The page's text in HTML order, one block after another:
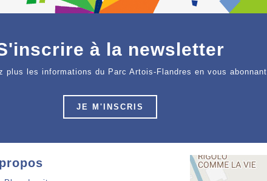
à la newsletter
plus les informations du Parc Artois-Flandres en vous abonnant
JE M'INSCRIS